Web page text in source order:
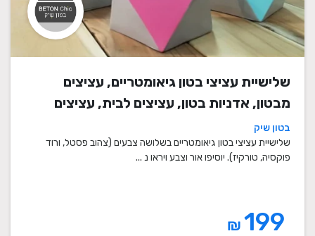
שלישיית עציצי בטון גיאומטריים, עציצים
מבטון, אדניות בטון, עציצים לבית, עציצים
מיוחדים, עציצים מעוצבים, עציצי מתנה,
מתנות לחגים
בטון שיק
שלישיית עציצי בטון גיאומטריים בשלושה צבעים (צהוב פסטל, ורוד
פוקסיה, טורקיז). יוסיפו אור וצבע ויראו נ ...
₪